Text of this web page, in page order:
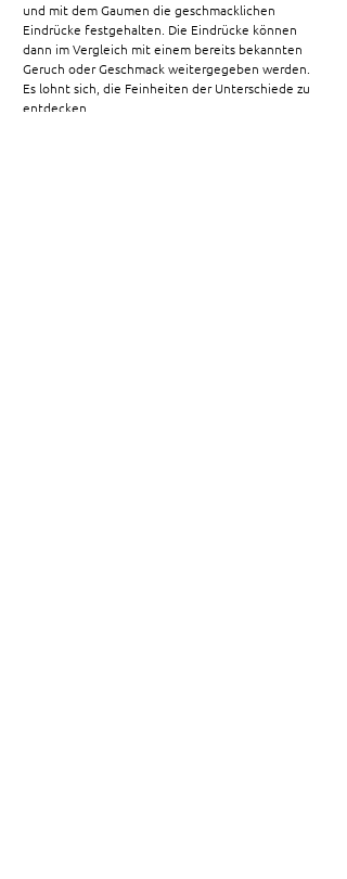
und mit dem Gaumen die geschmacklichen
Eindrücke festgehalten. Die Eindrücke können
dann im Vergleich mit einem bereits bekannten
Geruch oder Geschmack weitergegeben werden.
Es lohnt sich, die Feinheiten der Unterschiede zu
entdecken.